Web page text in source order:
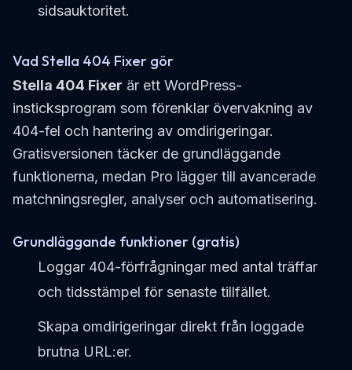
sidsauktoritet.
Vad Stella 404 Fixer gör
Stella 404 Fixer är ett WordPress-
insticksprogram som förenklar övervakning av
404-fel och hantering av omdirigeringar.
Gratisversionen täcker de grundläggande
funktionerna, medan Pro lägger till avancerade
matchningsregler, analyser och automatisering.
Grundläggande funktioner (gratis)
Loggar 404-förfrågningar med antal träffar
och tidsstämpel för senaste tillfället.
Skapa omdirigeringar direkt från loggade
brutna URL:er.